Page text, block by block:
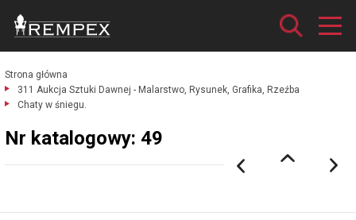
Strona główna
311 Aukcja Sztuki Dawnej - Malarstwo, Rysunek, Grafika, Rzeźba
Chaty w śniegu.
Nr katalogowy: 49